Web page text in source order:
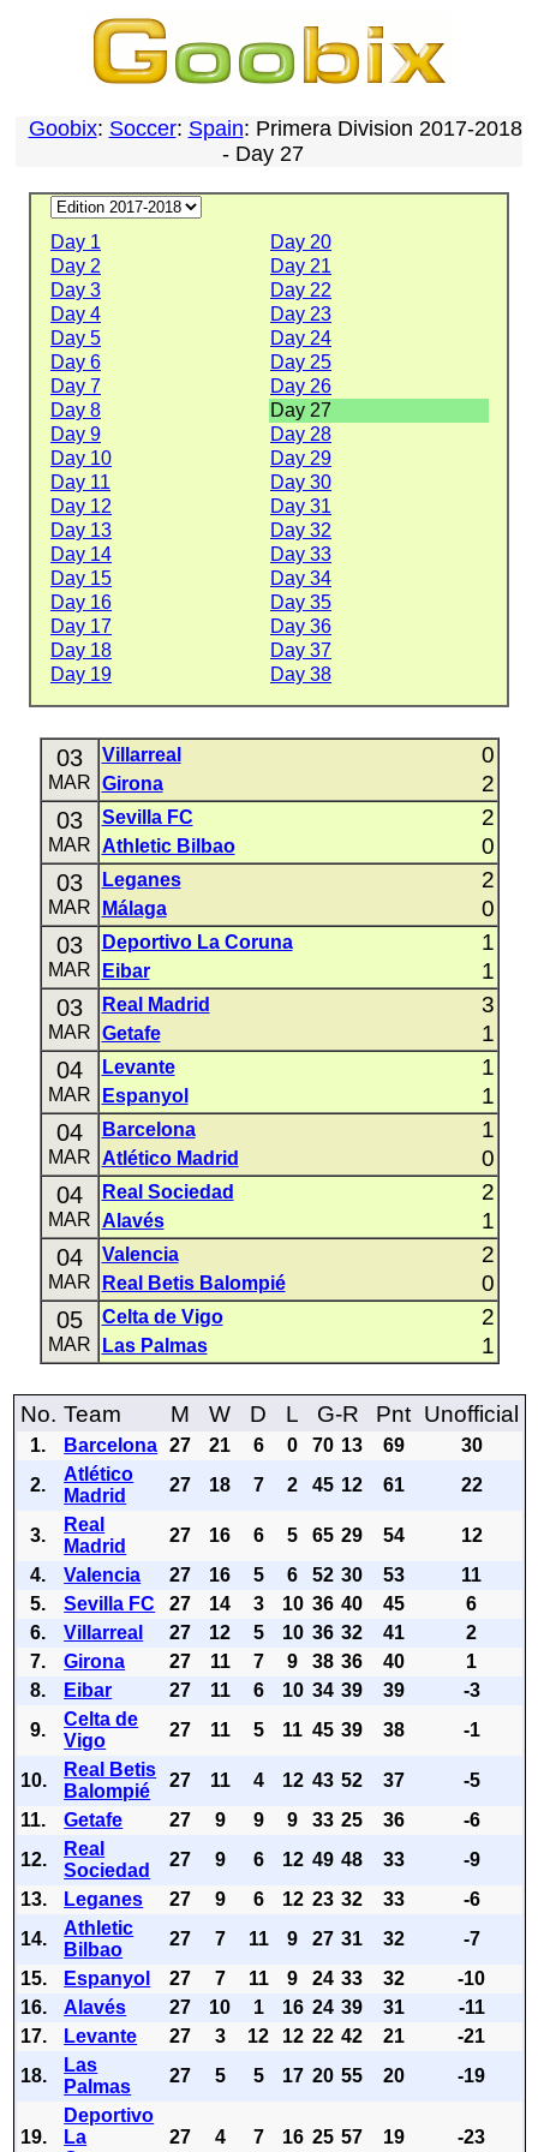
Goobix: Soccer: Spain: Primera Division 2017-2018
- Day 27
Day 1
Day 20
Day 2
Day 21
Day 3
Day 22
Day 4
Day 23
Day 5
Day 24
Day 6
Day 25
Day 7
Day 26
Day 8
Day 27
Day 9
Day 28
Day 10
Day 29
Day 11
Day 30
Day 12
Day 31
Day 13
Day 32
Day 14
Day 33
Day 15
Day 34
Day 16
Day 35
Day 17
Day 36
Day 18
Day 37
Day 19
Day 38
03
MAR
Villarreal 0
Girona 2
03
MAR
Sevilla FC 2
Athletic Bilbao 0
03
MAR
Leganes 2
Málaga 0
03
MAR
Deportivo La Coruna 1
Eibar 1
03
MAR
Real Madrid 3
Getafe 1
04
MAR
Levante 1
Espanyol 1
04
MAR
Barcelona 1
Atlético Madrid 0
04
MAR
Real Sociedad 2
Alavés 1
04
MAR
Valencia 2
Real Betis Balompié 0
05
MAR
Celta de Vigo 2
Las Palmas 1
No. Team M W D L G-R Pnt Unofficial
1. Barcelona 27 21 6 0 70 13 69
30
2.
Atlético
Madrid
27 18 7 2 45 12 61 22
3.
Real
Madrid
27 16 6 5 65 29 54
12
4.
Valencia 27 16 5 6 52 30 53
11
5.
Sevilla FC 27 14 3 10 36 40 45
6
6.
Villarreal 27 12 5 10 36 32 41
2
7.
Girona 27 11 7 9 38 36 40
1
8.
Eibar 27 11 6 10 34 39 39
-3
9.
Celta de
Vigo
27 11 5 11 45 39 38 -1
10.
Real Betis
Balompié
27 11 4 12 43 52 37
-5
11.
Getafe 27 9 9 9 33 25 36
-6
12.
Real
Sociedad
27 9 6 12 49 48 33
-9
13.
Leganes 27 9 6 12 23 32 33
-6
14.
Athletic
Bilbao
27 7 11 9 27 31 32
-7
15.
Espanyol 27 7 11 9 24 33 32
-10
16.
Alavés 27 10 1 16 24 39 31
-11
17.
Levante 27 3 12 12 22 42 21
-21
18.
Las
Palmas
27 5 5 17 20 55 20 -19
19.
Deportivo
La
27 4 7 16 25 57 19 -23